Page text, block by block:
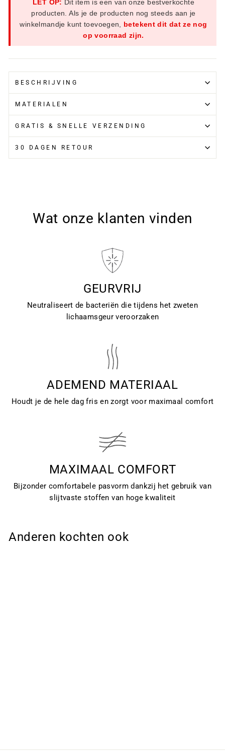
LET OP: Dit item is een van onze bestverkochte
producten. Als je de producten nog steeds aan je
winkelmandje kunt toevoegen, betekent dit dat ze nog
op voorraad zijn.
BESCHRIJVING
MATERIALEN
GRATIS & SNELLE VERZENDING
30 DAGEN RETOUR
Wat onze klanten vinden
GEURVRIJ
Neutraliseert de bacteriën die tijdens het zweten
lichaamsgeur veroorzaken
ADEMEND MATERIAAL
Houdt je de hele dag fris en zorgt voor maximaal comfort
MAXIMAAL COMFORT
Bijzonder comfortabele pasvorm dankzij het gebruik van
slijtvaste stoffen van hoge kwaliteit
Anderen kochten ook